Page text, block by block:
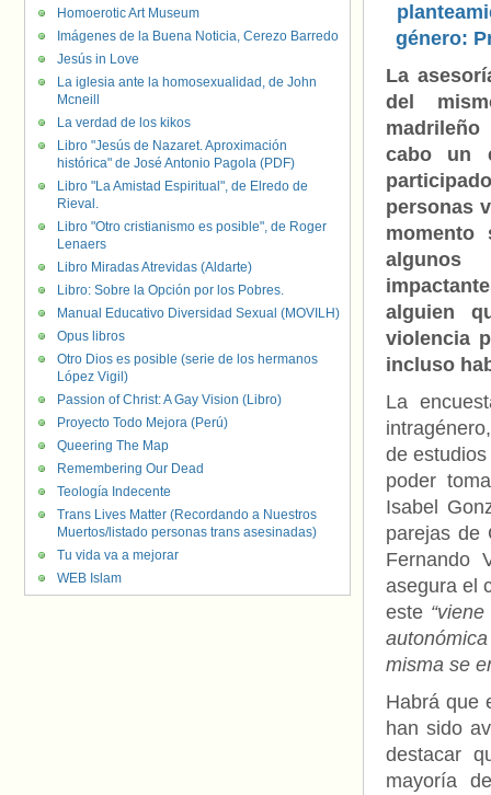
género:
La
del
cabo un
personas
momento
alguien
violencia
incluso
La
de
poder
Isabel
parejas de
Fernando
asegura el
este
misma se
Habrá que
han sido
destacar
mayoría
Homoerotic Art Museum
Imágenes de la Buena Noticia, Cerezo Barredo
Jesús in Love
La iglesia ante la homosexualidad, de John
Mcneill
La verdad de los kikos
Libro "Jesús de Nazaret. Aproximación
histórica" de José Antonio Pagola (PDF)
Libro "La Amistad Espiritual", de Elredo de
Rieval.
Libro "Otro cristianismo es posible", de Roger
Lenaers
Libro Miradas Atrevidas (Aldarte)
Libro: Sobre la Opción por los Pobres.
Manual Educativo Diversidad Sexual (MOVILH)
Opus libros
Otro Dios es posible (serie de los hermanos
López Vigil)
Passion of Christ: A Gay Vision (Libro)
Proyecto Todo Mejora (Perú)
Queering The Map
Remembering Our Dead
Teología Indecente
Trans Lives Matter (Recordando a Nuestros
Muertos/listado personas trans asesinadas)
Tu vida va a mejorar
WEB Islam